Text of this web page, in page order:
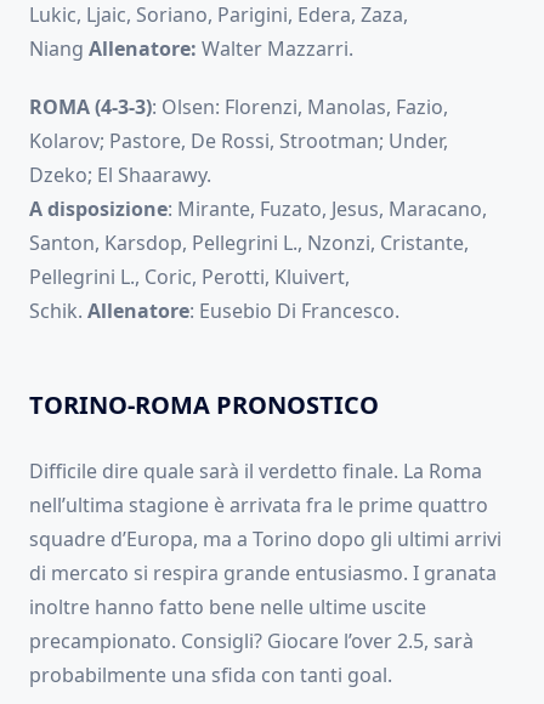
Lukic, Ljaic, Soriano, Parigini, Edera, Zaza,
Niang Allenatore: Walter Mazzarri.
ROMA (4-3-3): Olsen: Florenzi, Manolas, Fazio,
Kolarov; Pastore, De Rossi, Strootman; Under,
Dzeko; El Shaarawy.
A disposizione: Mirante, Fuzato, Jesus, Maracano,
Santon, Karsdop, Pellegrini L., Nzonzi, Cristante,
Pellegrini L., Coric, Perotti, Kluivert,
Schik. Allenatore: Eusebio Di Francesco.
TORINO-ROMA PRONOSTICO
Difficile dire quale sarà il verdetto finale. La Roma
nell’ultima stagione è arrivata fra le prime quattro
squadre d’Europa, ma a Torino dopo gli ultimi arrivi
di mercato si respira grande entusiasmo. I granata
inoltre hanno fatto bene nelle ultime uscite
precampionato. Consigli? Giocare l’over 2.5, sarà
probabilmente una sfida con tanti goal.